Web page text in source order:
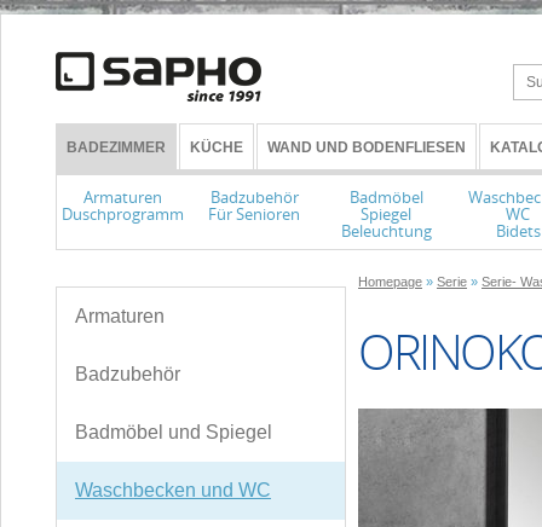
BADEZIMMER KÜCHE WAND UND BODENFLIESEN
Armaturen
Duschprogramm
Badzubehör
Für Senioren
Badmöbel
Spiegel
Beleuchtung
WC
Bidets
Armaturen
Badzubehör
Badmöbel und Spiegel
Waschbecken und WC
Homepage » Serie » Serie-